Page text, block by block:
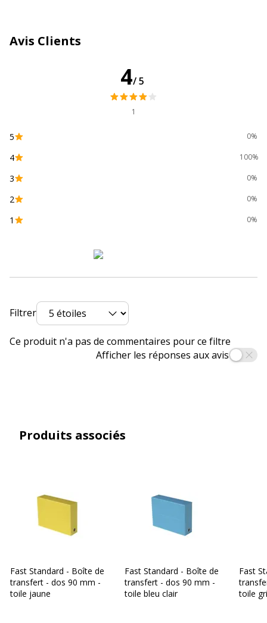
3504920001200
Référence produit fabricant
Avis Clients
4/5
1
5 0%
4 100%
3 0%
2 0%
1 0%
Filtrer
Ce produit n'a pas de commentaires pour ce filtre
Afficher les réponses aux avis
Produits associés
Fast Standard - Boîte de
transfert - dos 90 mm -
toile jaune
Fast Standard - Boîte de
transfert - dos 90 mm -
toile bleu clair
Fast
toile